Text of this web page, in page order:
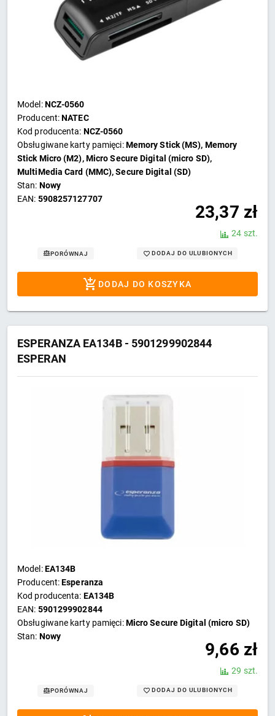
Model:NCZ-0560
Producent:NATEC
Kod producenta: NCZ-0560
Obsługiwane karty pamięci:Memory Stick (MS), Memory
Stick Micro (M2), Micro Secure Digital (micro SD),
MultiMedia Card (MMC), Secure Digital (SD)
Stan: Nowy
EAN: 5908257127707
23,37 zł
24 szt.
PORÓWNAJ DODAJ DO ULUBIONYCH
DODAJ DO KOSZYKA
ESPERANZA EA134B - 5901299902844
ESPERAN
Model:EA134B
Producent:Esperanza
Kod producenta: EA134B
EAN: 5901299902844
Obsługiwane karty pamięci:Micro Secure Digital (micro SD)
Stan: Nowy
9,66 zł
29 szt.
PORÓWNAJ DODAJ DO ULUBIONYCH